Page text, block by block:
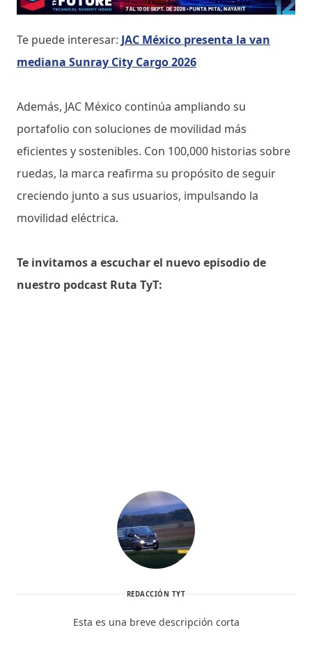
Te puede interesar: JAC México presenta la van
mediana Sunray City Cargo 2026
Además, JAC México continúa ampliando su
portafolio con soluciones de movilidad más
eficientes y sostenibles. Con 100,000 historias sobre
ruedas, la marca reafirma su propósito de seguir
creciendo junto a sus usuarios, impulsando la
movilidad eléctrica.
Te invitamos a escuchar el nuevo episodio de
nuestro podcast Ruta TyT:
REDACCIÓN TYT
Esta es una breve descripción corta